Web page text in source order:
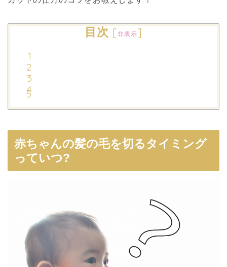
目次 [非表示]
赤ちゃんの髪の毛を切るタイミング
っていつ?